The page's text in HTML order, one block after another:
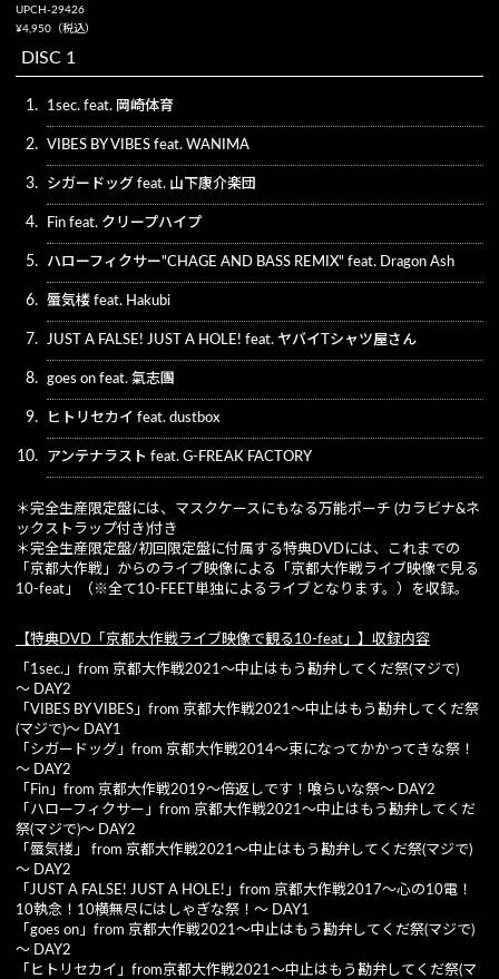
UPCH-29426
¥4,950（税込）
DISC 1
1. 1sec. feat. 岡崎体育
2. VIBES BY VIBES feat. WANIMA
3. シガードッグ feat. 山下康介楽団
4. Fin feat. クリープハイプ
5. ハローフィクサー"CHAGE AND BASS REMIX" feat. Dragon Ash
6. 蜃気楼 feat. Hakubi
7. JUST A FALSE! JUST A HOLE! feat. ヤバイTシャツ屋さん
8. goes on feat. 氣志團
9. ヒトリセカイ feat. dustbox
10. アンテナラスト feat. G-FREAK FACTORY
＊完全生産限定盤には、マスクケースにもなる万能ポーチ (カラビナ&ネ
ックストラップ付き)付き
＊完全生産限定盤/初回限定盤に付属する特典DVDには、これまでの
「京都大作戦」からのライブ映像による「京都大作戦ライブ映像で見る
10-feat」（※全て10-FEET単独によるライブとなります。）を収録。
【特典DVD「京都大作戦ライブ映像で観る10-feat」】収録内容
「1sec.」from 京都大作戦2021～中止はもう勘弁してくだ祭(マジで)
～ DAY2
「VIBES BY VIBES」from 京都大作戦2021～中止はもう勘弁してくだ祭
(マジで)～ DAY1
「シガードッグ」from 京都大作戦2014～束になってかかってきな祭！
～ DAY2
「Fin」from 京都大作戦2019～倍返しです！喰らいな祭～ DAY2
「ハローフィクサー」from 京都大作戦2021～中止はもう勘弁してくだ
祭(マジで)～ DAY2
「蜃気楼」 from 京都大作戦2021～中止はもう勘弁してくだ祭(マジで)
～ DAY2
「JUST A FALSE! JUST A HOLE!」from 京都大作戦2017～心の10電！
10執念！10横無尽にはしゃぎな祭！～ DAY1
「goes on」from 京都大作戦2021～中止はもう勘弁してくだ祭(マジで)
～ DAY2
「ヒトリセカイ」from京都大作戦2021～中止はもう勘弁してくだ祭(マ